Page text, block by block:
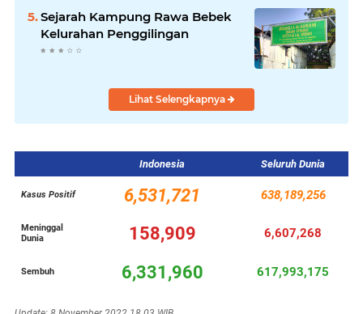
Sejarah Kampung Rawa Bebek
Kelurahan Penggilingan
Lihat Selengkapnya